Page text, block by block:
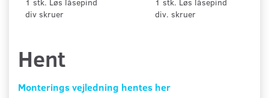
1 stk. Løs låsepind
div skruer
1 stk. Løs låsepind
div. skruer
Hent
Monterings vejledning hentes her